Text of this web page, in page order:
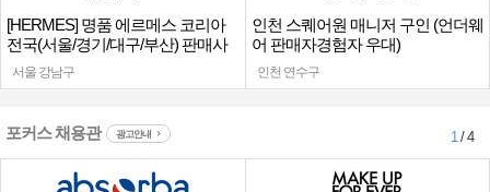
[HERMES] 명품 에르메스 코리아
전국(서울/경기/대구/부산) 판매사
원
서울 강남구
인천 스퀘어원 매니저 구인 (언더웨
어 판매자경험자 우대)
인천 연수구
포커스 채용관 광고안내 1/ 4